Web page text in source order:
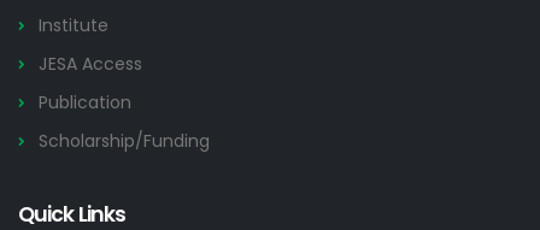
Institute
JESA Access
Publication
Scholarship/Funding
Quick Links